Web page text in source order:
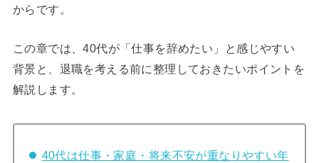
からです。
この章では、40代が「仕事を辞めたい」と感じやすい
背景と、退職を考える前に整理しておきたいポイントを
解説します。
40代は仕事・家庭・将来不安が重なりやすい年